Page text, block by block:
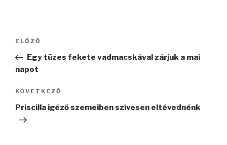
Bejegyzés
Korábbi
bejegyzés
ELŐZŐ
Egy tüzes fekete vadmacskával zárjuk a mai
napot
Következő
bejegyzés
KÖVETKEZŐ
Priscilla igéző szemeiben szívesen eltévednénk